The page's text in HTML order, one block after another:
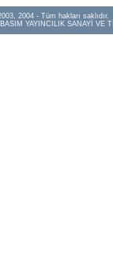
2004 - Tüm hakları saklıdır.
YAYINCILIK SANAYİ VE